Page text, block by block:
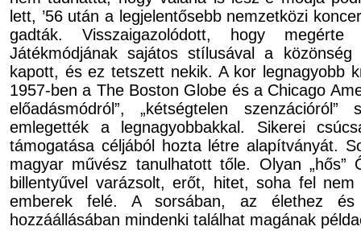
lett, ’56 után a legjelentősebb nemzetközi
gad­ták. Visszaigazolódott, hogy megérte
Játékmódjának sajátos stílusával a
kapott, és ez tetszett nekik. A kor legnagyobb
1957-ben a The Boston Globe és a Chicago
előadásmódról”, „kétségtelen
emlegették a legnagyobbakkal. Sikerei
támogatása céljából hozta létre alapítványát.
magyar művész tanulhatott tőle. Olyan „hős”
billentyűvel varázsolt, erőt, hitet, soha fel
emberek felé. A sorsában, az élethez
hozzáállásában mindenki találhat magának